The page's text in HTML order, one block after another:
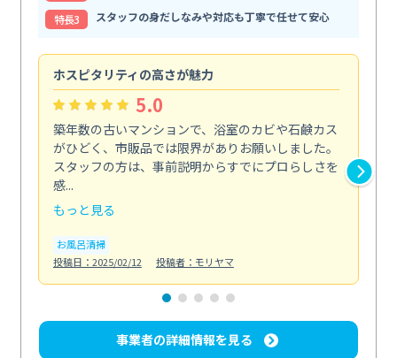
特⻑3
スタッフの身だしなみや対応も丁寧で任せて安心
ホスピタリティの高さが魅力
5.0
築年数の古いマンションで、浴室のカビや石鹸カス
がひどく、市販品では限界がありお願いしました。
スタッフの方は、事前説明からすでにプロらしさを
感...
もっと見る
お風呂清掃
投稿日：2025/02/12
投稿者：モリヤマ
事業者の詳細情報を見る